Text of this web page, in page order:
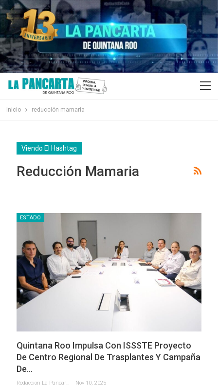
Inicio reducción mamaria
Viendo El Hashtag
Reducción Mamaria
ESTADO
Quintana Roo Impulsa Con ISSSTE Proyecto
De Centro Regional De Trasplantes Y Campaña
De…
Redaccion La Pancarta De Quintana Roo Nov 10, 2025